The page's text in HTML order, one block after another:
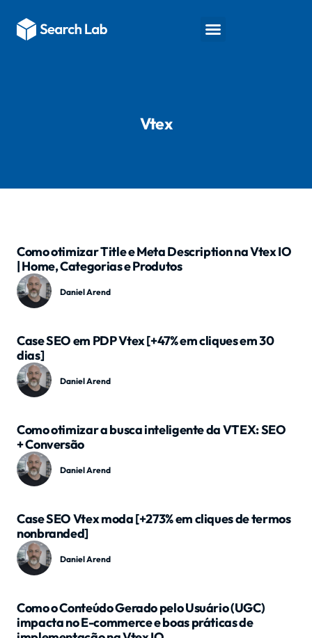
Vtex
Como otimizar Title e Meta Description na Vtex IO
| Home, Categorias e Produtos
Daniel Arend
Case SEO em PDP Vtex [+47% em cliques em 30
dias]
Daniel Arend
Como otimizar a busca inteligente da VTEX: SEO
+ Conversão
Daniel Arend
Case SEO Vtex moda [+273% em cliques de termos
nonbranded]
Daniel Arend
Como o Conteúdo Gerado pelo Usuário (UGC)
impacta no E-commerce e boas práticas de